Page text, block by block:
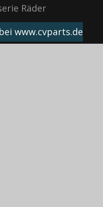
Räder
www.cvparts.de